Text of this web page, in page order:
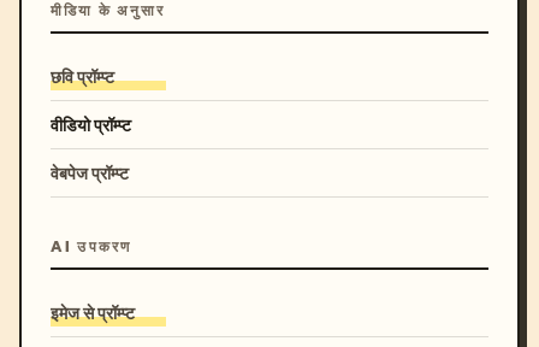
मीडिया के अनुसार
छवि प्रॉम्प्ट
वीडियो प्रॉम्प्ट
वेबपेज प्रॉम्प्ट
AI उपकरण
इमेज से प्रॉम्प्ट